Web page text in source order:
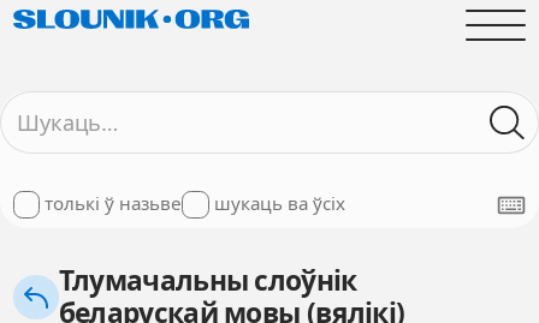
толькі ў назьве шукаць ва ўсіх
Тлумачальны слоўнік
беларускай мовы (вялікі)